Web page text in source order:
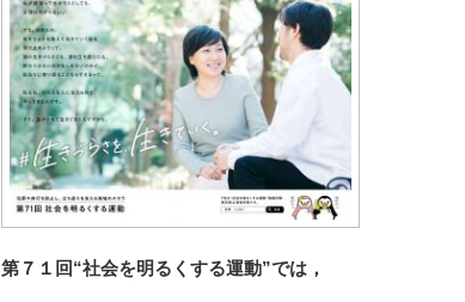
第７１回“社会を明るくする運動”では，